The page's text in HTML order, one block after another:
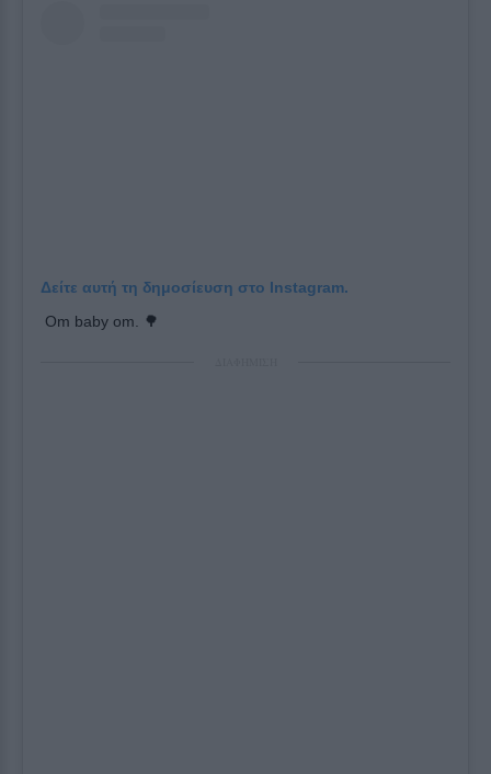
Δείτε αυτή τη δημοσίευση στο Instagram.
Om baby om. 🌳